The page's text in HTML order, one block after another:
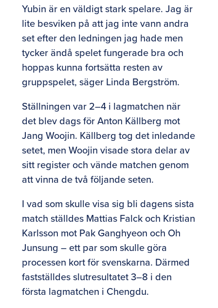
Yubin är en väldigt stark spelare. Jag är
lite besviken på att jag inte vann andra
set efter den ledningen jag hade men
tycker ändå spelet fungerade bra och
hoppas kunna fortsätta resten av
gruppspelet, säger Linda Bergström.
Ställningen var 2–4 i lagmatchen när
det blev dags för Anton Källberg mot
Jang Woojin. Källberg tog det inledande
setet, men Woojin visade stora delar av
sitt register och vände matchen genom
att vinna de två följande seten.
I vad som skulle visa sig bli dagens sista
match ställdes Mattias Falck och Kristian
Karlsson mot Pak Ganghyeon och Oh
Junsung – ett par som skulle göra
processen kort för svenskarna. Därmed
fastställdes slutresultatet 3–8 i den
första lagmatchen i Chengdu.